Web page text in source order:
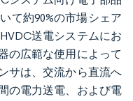
て約90%の市場シェア
送電システムにお
の広範な使用によって
サは、交流から直流へ
の電力送電、および電